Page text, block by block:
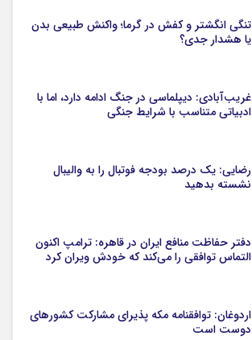
تنگی انگشتر و کفش در گرما؛ واکنش طبیعی بدن
یا هشدار جدی؟
غریب‌آبادی: دیپلماسی در جنگ ادامه دارد، اما با
ادبیاتی متناسب با شرایط جنگی
رضایی: یک درصد بودجه فوتبال را به والیبال
نشسته بدهید
دفتر حفاظت منافع ایران در قاهره: ترامپ اکنون
التماس توافقی را می‌کند که خودش ویران کرد
اردوغان: توافقنامه مکه پذیرای مشارکت کشورهای
دوست است